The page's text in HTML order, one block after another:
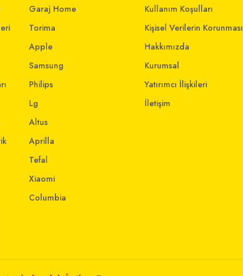
Garaj Home
Torima
Apple
Samsung
Philips
Lg
Altus
Aprilla
Tefal
Xiaomi
Columbia
Kullanım Koşulları
Kişisel Verilerin Korunması
Hakkımızda
Kurumsal
Yatırımcı İlişkileri
İletişim